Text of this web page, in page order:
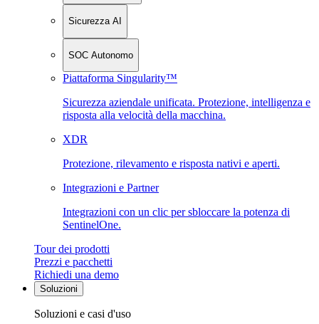
Sicurezza AI
SOC Autonomo
Piattaforma Singularity™
Sicurezza aziendale unificata. Protezione, intelligenza e
risposta alla velocità della macchina.
XDR
Protezione, rilevamento e risposta nativi e aperti.
Integrazioni e Partner
Integrazioni con un clic per sbloccare la potenza di
SentinelOne.
Tour dei prodotti
Prezzi e pacchetti
Richiedi una demo
Soluzioni
Soluzioni e casi d'uso